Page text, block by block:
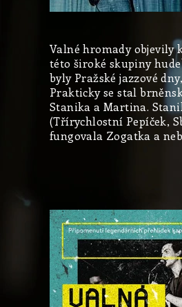
Valné hromady objevily
této široké skupiny
byly Pražské jazzové
Prakticky se stal
Stanika a Martina.
(Třírychlostní Pepíček,
fungovala Zogatka a